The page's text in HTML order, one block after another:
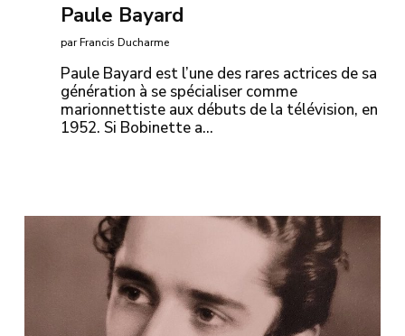
Paule Bayard
par Francis Ducharme
Paule Bayard est l’une des rares actrices de sa
génération à se spécialiser comme
marionnettiste aux débuts de la télévision, en
1952. Si Bobinette a…